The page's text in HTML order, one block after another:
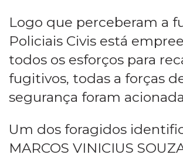
Logo que perceberam a
Policiais Civis está
todos os esforços para
fugitivos, todas a forças
segurança foram
Um dos foragidos
MARCOS VINICIUS